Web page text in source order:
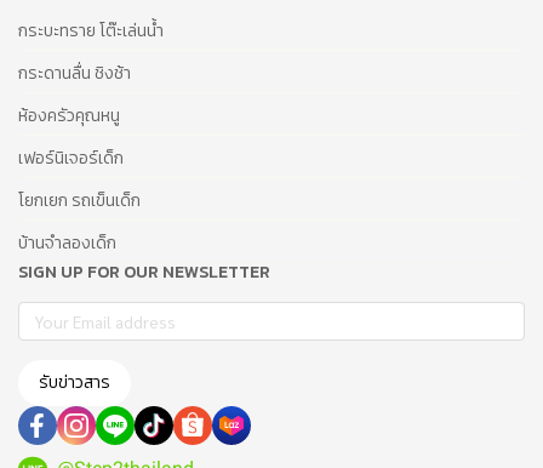
กระบะทราย โต๊ะเล่นน้ำ
กระดานลื่น ชิงช้า
ห้องครัวคุณหนู
เฟอร์นิเจอร์เด็ก
โยกเยก รถเข็นเด็ก
บ้านจำลองเด็ก
SIGN UP FOR OUR NEWSLETTER
รับข่าวสาร